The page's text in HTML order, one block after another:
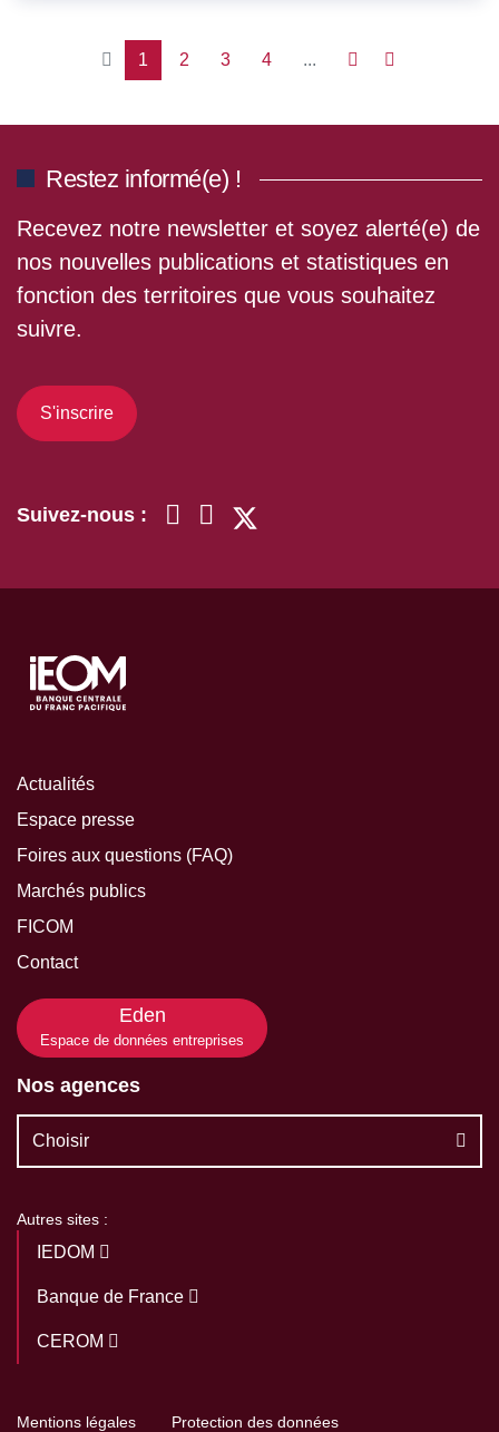
1 2 3 4 ...
Restez informé(e) !
Recevez notre newsletter et soyez alerté(e) de
nos nouvelles publications et statistiques en
fonction des territoires que vous souhaitez
suivre.
S'inscrire
Suivez-nous :
Actualités
Espace presse
Foires aux questions (FAQ)
Marchés publics
FICOM
Contact
Eden
Espace de données entreprises
Nos agences
Choisir
Autres sites :
IEDOM
Banque de France
CEROM
Mentions légales Protection des données